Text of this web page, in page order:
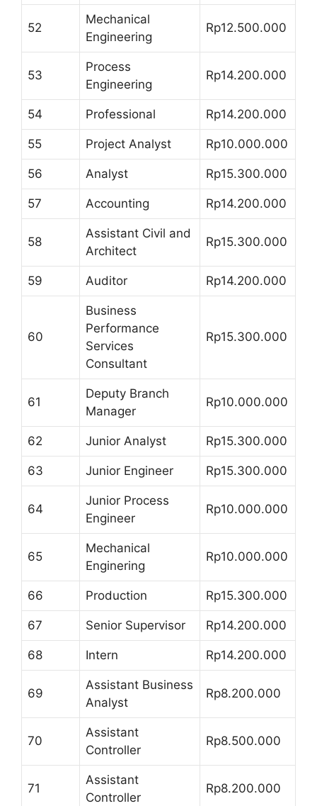
52
Mechanical
Engineering
Rp12.500.000
53
Process
Engineering
Rp14.200.000
54 Professional Rp14.200.000
55 Project Analyst Rp10.000.000
56 Analyst Rp15.300.000
57 Accounting Rp14.200.000
58
Assistant Civil and
Architect
Rp15.300.000
59 Auditor Rp14.200.000
60
Business
Performance
Services
Consultant
Rp15.300.000
61
Deputy Branch
Manager
Rp10.000.000
62 Junior Analyst Rp15.300.000
63 Junior Engineer Rp15.300.000
64
Junior Process
Engineer
Rp10.000.000
65
Mechanical
Enginering
Rp10.000.000
66 Production Rp15.300.000
67 Senior Supervisor Rp14.200.000
68 Intern Rp14.200.000
69
Assistant Business
Analyst
Rp8.200.000
70
Assistant
Controller
Rp8.500.000
71
Assistant
Controller
Rp8.200.000